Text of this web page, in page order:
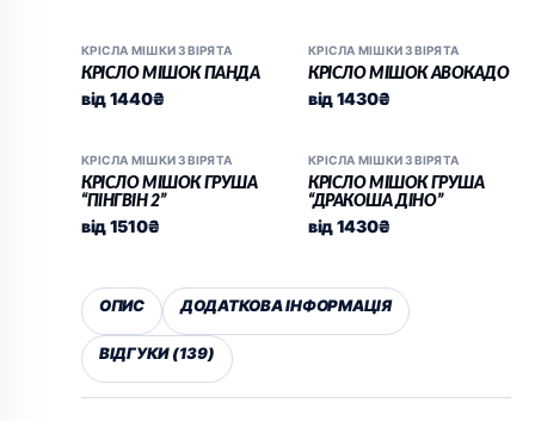
КРІСЛА МІШКИ ЗВІРЯТА
КРІСЛО МІШОК ПАНДА
від1440₴
КРІСЛА МІШКИ ЗВІРЯТА
КРІСЛО МІШОК АВОКАДО
від1430₴
КРІСЛА МІШКИ ЗВІРЯТА
КРІСЛО МІШОК ГРУША
“ПІНГВІН 2”
від1510₴
КРІСЛА МІШКИ ЗВІРЯТА
КРІСЛО МІШОК ГРУША
“ДРАКОША ДІНО”
від1430₴
ОПИС ДОДАТКОВА ІНФОРМАЦІЯ
ВІДГУКИ (139)